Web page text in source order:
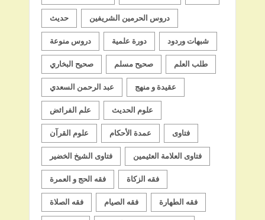
حديث دروس الحرمين الشريفين
دروس منوعة دورة علمية شبهات وردود
صحيح البخاري صحيح مسلم طلب العلم
عبد الرحمن السعدي عقيدة و منهج
علم الفرائض علوم الحديث
علوم القرآن عمدة الأحكام فتاوى
فتاوى الشيخ الخضير فتاوى العلامة العثيمين
فقه الحج و العمرة فقه الزكاة
فقه الصلاة فقه الصيام فقه الطهارة